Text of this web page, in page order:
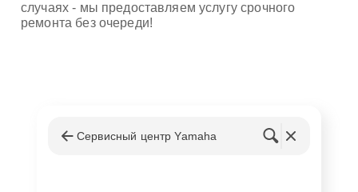
случаях - мы предоставляем услугу срочного
ремонта без очереди!
Сервисный центр Yamaha